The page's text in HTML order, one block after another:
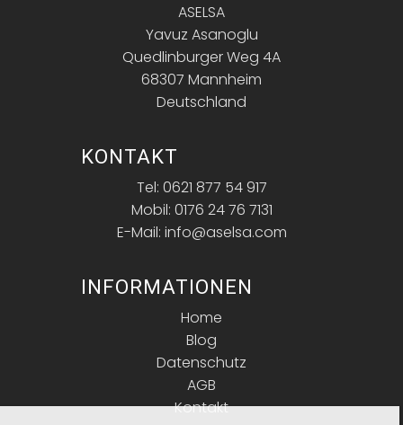
ASELSA
Yavuz Asanoglu
Quedlinburger Weg 4A
68307 Mannheim
Deutschland
KONTAKT
Tel: 0621 877 54 917
Mobil: 0176 24 76 7131
E-Mail: info@aselsa.com
INFORMATIONEN
Home
Blog
Datenschutz
AGB
Kontakt